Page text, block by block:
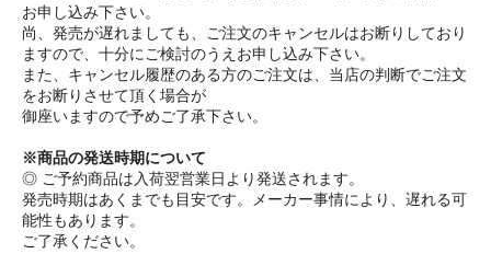
お申し込み下さい。
尚、発売が遅れましても、ご注文のキャンセルはお断りしており
ますので、十分にご検討のうえお申し込み下さい。
また、キャンセル履歴のある方のご注文は、当店の判断でご注文
をお断りさせて頂く場合が
御座いますので予めご了承下さい。
※商品の発送時期について
◎ ご予約商品は入荷翌営業日より発送されます。
発売時期はあくまでも目安です。メーカー事情により、遅れる可
能性もあります。
ご了承ください。